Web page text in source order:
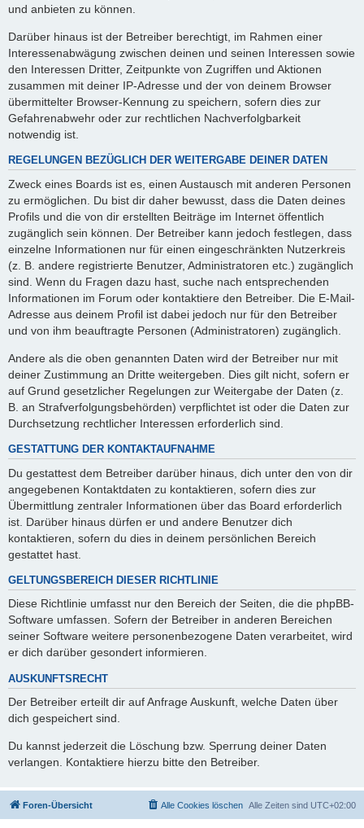
und anbieten zu können.
Darüber hinaus ist der Betreiber berechtigt, im Rahmen einer
Interessenabwägung zwischen deinen und seinen Interessen sowie
den Interessen Dritter, Zeitpunkte von Zugriffen und Aktionen
zusammen mit deiner IP-Adresse und der von deinem Browser
übermittelter Browser-Kennung zu speichern, sofern dies zur
Gefahrenabwehr oder zur rechtlichen Nachverfolgbarkeit
notwendig ist.
REGELUNGEN BEZÜGLICH DER WEITERGABE DEINER DATEN
Zweck eines Boards ist es, einen Austausch mit anderen Personen
zu ermöglichen. Du bist dir daher bewusst, dass die Daten deines
Profils und die von dir erstellten Beiträge im Internet öffentlich
zugänglich sein können. Der Betreiber kann jedoch festlegen, dass
einzelne Informationen nur für einen eingeschränkten Nutzerkreis
(z. B. andere registrierte Benutzer, Administratoren etc.) zugänglich
sind. Wenn du Fragen dazu hast, suche nach entsprechenden
Informationen im Forum oder kontaktiere den Betreiber. Die E-Mail-
Adresse aus deinem Profil ist dabei jedoch nur für den Betreiber
und von ihm beauftragte Personen (Administratoren) zugänglich.
Andere als die oben genannten Daten wird der Betreiber nur mit
deiner Zustimmung an Dritte weitergeben. Dies gilt nicht, sofern er
auf Grund gesetzlicher Regelungen zur Weitergabe der Daten (z.
B. an Strafverfolgungsbehörden) verpflichtet ist oder die Daten zur
Durchsetzung rechtlicher Interessen erforderlich sind.
GESTATTUNG DER KONTAKTAUFNAHME
Du gestattest dem Betreiber darüber hinaus, dich unter den von dir
angegebenen Kontaktdaten zu kontaktieren, sofern dies zur
Übermittlung zentraler Informationen über das Board erforderlich
ist. Darüber hinaus dürfen er und andere Benutzer dich
kontaktieren, sofern du dies in deinem persönlichen Bereich
gestattet hast.
GELTUNGSBEREICH DIESER RICHTLINIE
Diese Richtlinie umfasst nur den Bereich der Seiten, die die phpBB-
Software umfassen. Sofern der Betreiber in anderen Bereichen
seiner Software weitere personenbezogene Daten verarbeitet, wird
er dich darüber gesondert informieren.
AUSKUNFTSRECHT
Der Betreiber erteilt dir auf Anfrage Auskunft, welche Daten über
dich gespeichert sind.
Du kannst jederzeit die Löschung bzw. Sperrung deiner Daten
verlangen. Kontaktiere hierzu bitte den Betreiber.
Foren-Übersicht Alle Zeiten sind UTC+02:00
Alle Cookies löschen